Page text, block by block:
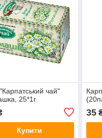
чай"
25*1г
Купити
35